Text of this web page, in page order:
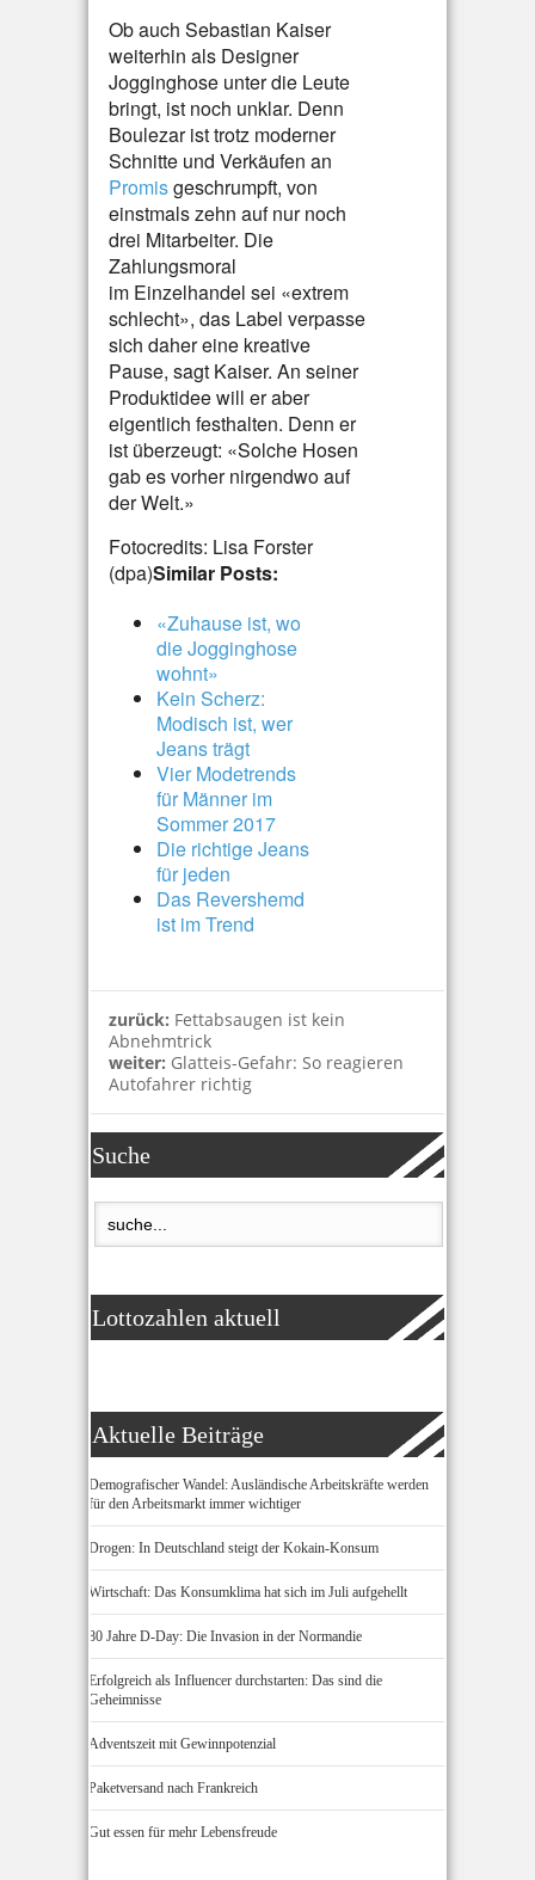
Ob auch Sebastian Kaiser
weiterhin als Designer
Jogginghose unter die Leute
bringt, ist noch unklar. Denn
Boulezar ist trotz moderner
Schnitte und Verkäufen an
Promisgeschrumpft, von
einstmals zehn auf nur noch
drei Mitarbeiter. Die
Zahlungsmoral
im Einzelhandel sei «extrem
schlecht», das Label verpasse
sich daher eine kreative
Pause, sagt Kaiser. An seiner
Produktidee will er aber
eigentlich festhalten. Denn er
ist überzeugt: «Solche Hosen
gab es vorher nirgendwo auf
der Welt.»
Fotocredits: Lisa Forster
(dpa)Similar Posts:
«Zuhause ist, wo
die Jogginghose
wohnt»
Kein Scherz:
Modisch ist, wer
Jeans trägt
Vier Modetrends
für Männer im
Sommer 2017
Die richtige Jeans
für jeden
Das Revershemd
ist im Trend
zurück: Fettabsaugen ist kein
Abnehmtrick
weiter: Glatteis-Gefahr: So reagieren
Autofahrer richtig
Suche
Lottozahlen aktuell
Aktuelle Beiträge
Demografischer Wandel: Ausländische Arbeitskräfte werden
für den Arbeitsmarkt immer wichtiger
Drogen: In Deutschland steigt der Kokain-Konsum
Wirtschaft: Das Konsumklima hat sich im Juli aufgehellt
80 Jahre D-Day: Die Invasion in der Normandie
Erfolgreich als Influencer durchstarten: Das sind die
Geheimnisse
Adventszeit mit Gewinnpotenzial
Paketversand nach Frankreich
Gut essen für mehr Lebensfreude